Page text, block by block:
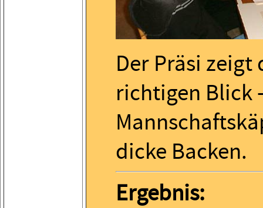
Der Präsi zeigt
richtigen Blick
dicke Backen.
Ergebnis: